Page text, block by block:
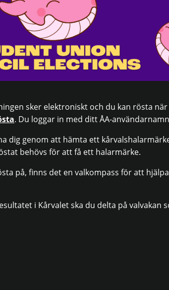
sker elektroniskt och du kan rösta
. Du loggar in med ditt ÅA-
dig genom att hämta ett
behövs för att få ett halarmärke.
på, finns det en valkompass för att
i Kårvalet ska du delta på valvakan